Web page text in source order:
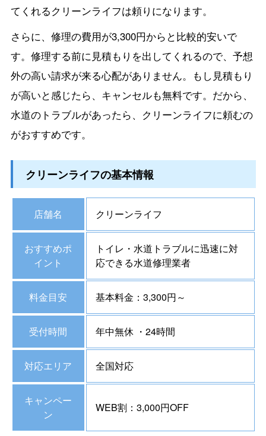
てくれるクリーンライフは頼りになります。
さらに、修理の費用が3,300円からと比較的安いで
す。修理する前に見積もりを出してくれるので、予想
外の高い請求が来る心配がありません。もし見積もり
が高いと感じたら、キャンセルも無料です。だから、
水道のトラブルがあったら、クリーンライフに頼むの
がおすすめです。
クリーンライフの基本情報
店舗名 クリーンライフ
おすすめポ
イント
トイレ・水道トラブルに迅速に対
応できる水道修理業者
料金目安 基本料金：3,300円～
受付時間 年中無休 ・24時間
対応エリア 全国対応
キャンペー
ン
WEB割：3,000円OFF